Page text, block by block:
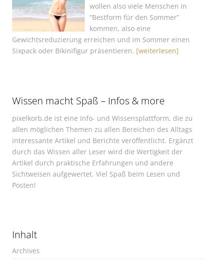
wollen also viele Menschen in
“Bestform für den Sommer”
kommen, also eine
Gewichtsreduzierung erreichen und im Sommer einen
Sixpack oder Bikinifigur präsentieren. [weiterlesen]
Wissen macht Spaß – Infos & more
pixelkorb.de ist eine Info- und Wissensplattform, die zu
allen möglichen Themen zu allen Bereichen des Alltags
interessante Artikel und Berichte veröffentlicht. Ergänzt
durch das Wissen aller Leser wird die Wertigkeit der
Artikel durch praktische Erfahrungen und andere
Sichtweisen aufgewertet. Viel Spaß beim Lesen und
Posten!
Inhalt
Archives